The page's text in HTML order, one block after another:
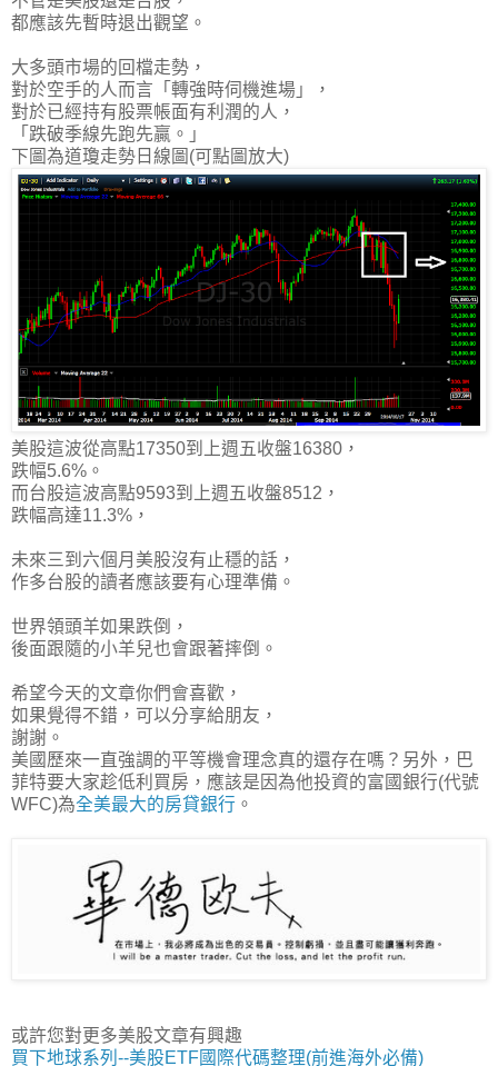
都應該先暫時退出觀望。
大多頭市場的回檔走勢，
對於空手的人而言「轉強時伺機進場」
，
對於已經持有股票帳面有利潤的人，
「跌破季線先跑先贏。」
下圖為道瓊走勢日線圖(可點圖放大)
美股這波從高點17350到上週五收盤16380，
跌幅5.6%。
而台股這波高點9593到上週五收盤8512，
跌幅高達11.3%，
未來三到六個月美股沒有止穩的話，
作多台股的讀者應該要有心理準備。
世界領頭羊如果跌倒，
後面跟隨的小羊兒也會跟著摔倒。
希望今天的文章你們會喜歡，
如果覺得不錯，可以分享給朋友，
謝謝。
美國歷來一直強調的平等機會理念真的還存在嗎？另外，巴
菲特要大家趁低利買房，應該是因為他投資的富國銀行(代號
WFC)為全美最大的房貸銀行 。
或許您對更多美股文章有興趣
買下地球系列--美股ETF國際代碼整理(前進海外必備)